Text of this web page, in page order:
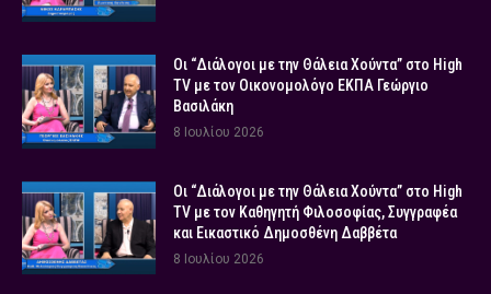
Οι “Διάλογοι με την Θάλεια Χούντα” στο High
TV με τον Οικονομολόγο ΕΚΠΑ Γεώργιο
Βασιλάκη
8 Ιουλίου 2026
Οι “Διάλογοι με την Θάλεια Χούντα” στο High
TV με τον Καθηγητή Φιλοσοφίας, Συγγραφέα
και Εικαστικό Δημοσθένη Δαββέτα
8 Ιουλίου 2026